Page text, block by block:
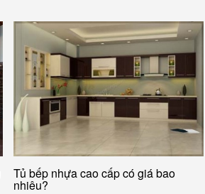
Tủ bếp nhựa cao cấp có giá bao
nhiêu?